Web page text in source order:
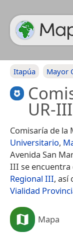
Itapúa Mayor
UR-III
Comisaría de la
Universitario,
Avenida San
III se encuentra
Regional III, así
Vialidad
Mapa